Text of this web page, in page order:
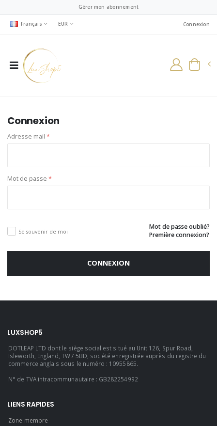
Gérer mon abonnement
Français EUR Connexion
Connexion
Adresse mail *
Mot de passe *
Se souvenir de moi
Mot de passe oublié?
Première connexion?
CONNEXION
LUXSHOP5
DOTLEAP LTD dont le siège social est situé au Unit 126, Spur Road,
Isleworth, England, TW7 5BD, société enregistrée auprès du registre du
commerce anglais sous le numéro : 10955865.
N° de TVA intracommunautaire : GB282254992
LIENS RAPIDES
Zone membre